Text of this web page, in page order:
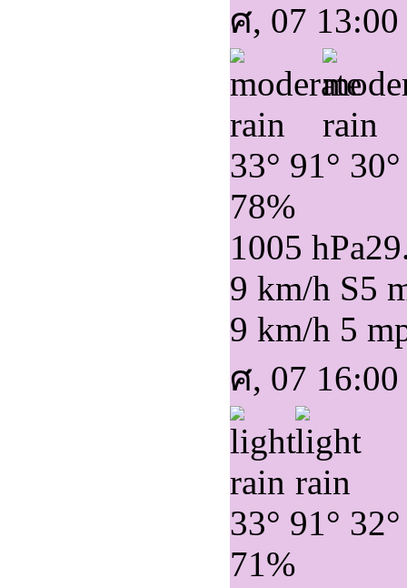
ศ, 07 13:00
33° 91° 30°
78%
1005 hPa
9 km/h S5
9 km/h 5
ศ, 07 16:00
33° 91° 32°
71%